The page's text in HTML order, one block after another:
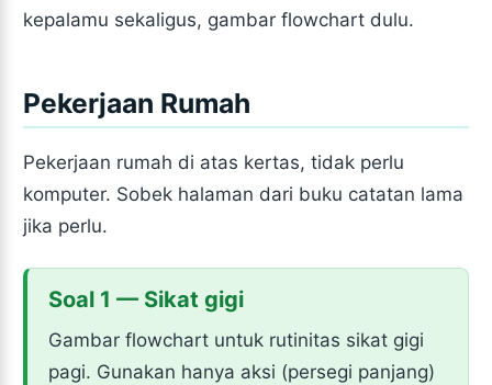
kepalamu sekaligus, gambar flowchart dulu.
Pekerjaan Rumah
Pekerjaan rumah di atas kertas, tidak perlu
komputer. Sobek halaman dari buku catatan lama
jika perlu.
Soal 1 — Sikat gigi
Gambar flowchart untuk rutinitas sikat gigi
pagi. Gunakan hanya aksi (persegi panjang)